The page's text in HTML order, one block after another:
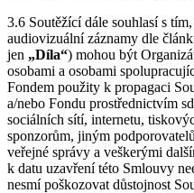
3.6 Soutěžící dále souhlasí s
audiovizuální záznamy dle
jen „Díla“) mohou být
osobami a osobami
Fondem použity k propagaci
a/nebo Fondu prostřednictvím
sociálních sítí, internetu,
sponzorům, jiným
veřejné správy a veškerými
k datu uzavření této Smlouvy
nesmí poškozovat důstojnost